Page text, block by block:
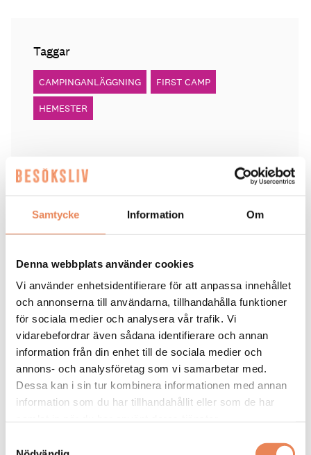
Samtycke Information Om
Denna webbplats använder cookies
Vi använder enhetsidentifierare för att anpassa innehållet
och annonserna till användarna, tillhandahålla funktioner
för sociala medier och analysera vår trafik. Vi
vidarebefordrar även sådana identifierare och annan
information från din enhet till de sociala medier och
annons- och analysföretag som vi samarbetar med.
Dessa kan i sin tur kombinera informationen med annan
information som du har tillhandahållit eller som de har
Taggar
CAMPINGANLÄGGNING FIRST CAMP
HEMESTER
CAMPING | 9 april 2026
Tre campingvinnare om
sommaren
Hultsfred Strandcamping står redo för en ny säsong.